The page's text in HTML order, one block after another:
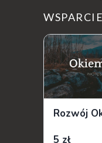
sobie wiele
jest doskonale
WSPARCIE